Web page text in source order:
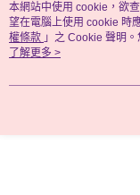
商品相關分類 (2)
本網站中使用 cookie，欲
望在電腦上使用 cookie 時
權條款 」之 Cookie 聲明
用條款之 Cookie 聲明使用
了解更多 >